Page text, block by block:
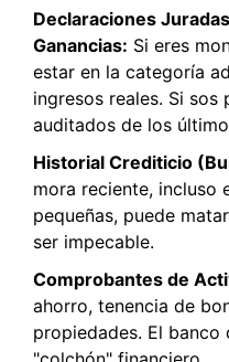
Declaraciones
Ganancias: Si eres
estar en la categoría
ingresos reales. Si sos
auditados de los
Historial Crediticio
mora reciente, incluso
pequeñas, puede
ser impecable.
Comprobantes de
ahorro, tenencia de
propiedades. El banco